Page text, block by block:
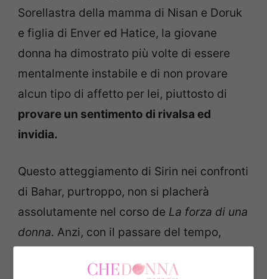
Sorellastra della mamma di Nisan e Doruk
e figlia di Enver ed Hatice, la giovane
donna ha dimostrato più volte di essere
mentalmente instabile e di non provare
alcun tipo di affetto per lei, piuttosto di
provare un sentimento di rivalsa ed
invidia.
Questo atteggiamento di Sirin nei confronti
di Bahar, purtroppo, non si placherà
assolutamente nel corso de La forza di una
donna. Anzi, con il passare del tempo,
Ebbene, ma che fine farà la ragazza sul